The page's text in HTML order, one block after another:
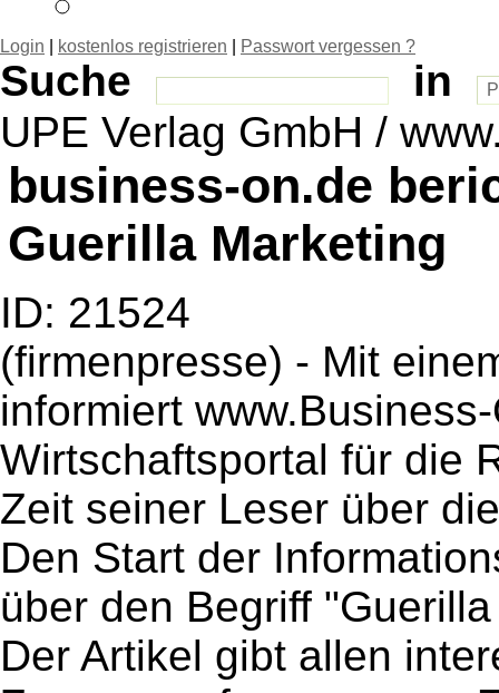
Login kostenlos registrieren Passwort vergessen ?
Suche
in
UPE Verlag GmbH /
business-on.de
Guerilla Marketing
ID: 21524
(firmenpresse) - Mit
informiert
Wirtschaftsportal für die
Zeit seiner Leser über
Den Start der
über den Begriff
Der Artikel gibt allen